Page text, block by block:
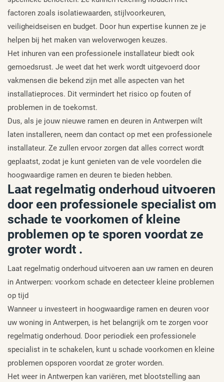
factoren zoals isolatiewaarden, stijlvoorkeuren,
veiligheidseisen en budget. Door hun expertise kunnen ze je
helpen bij het maken van weloverwogen keuzes.
Het inhuren van een professionele installateur biedt ook
gemoedsrust. Je weet dat het werk wordt uitgevoerd door
vakmensen die bekend zijn met alle aspecten van het
installatieproces. Dit vermindert het risico op fouten of
problemen in de toekomst.
Dus, als je jouw nieuwe ramen en deuren in Antwerpen wilt
laten installeren, neem dan contact op met een professionele
installateur. Ze zullen ervoor zorgen dat alles correct wordt
geplaatst, zodat je kunt genieten van de vele voordelen die
hoogwaardige ramen en deuren te bieden hebben.
Laat regelmatig onderhoud uitvoeren
door een professionele specialist om
schade te voorkomen of kleine
problemen op te sporen voordat ze
groter wordt .
Laat regelmatig onderhoud uitvoeren aan uw ramen en deuren
in Antwerpen: voorkom schade en detecteer kleine problemen
op tijd
Wanneer u investeert in hoogwaardige ramen en deuren voor
uw woning in Antwerpen, is het belangrijk om te zorgen voor
regelmatig onderhoud. Door periodiek een professionele
specialist in te schakelen, kunt u schade voorkomen en kleine
problemen opsporen voordat ze groter worden.
Het weer in Antwerpen kan variëren, met blootstelling aan